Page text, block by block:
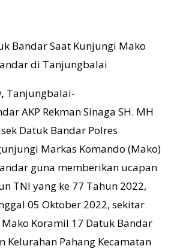
Bandar Saat Kunjungi Mako
di Tanjungbalai
Tanjungbalai-
AKP Rekman Sinaga SH. MH
Datuk Bandar Polres
Markas Komando (Mako)
guna memberikan ucapan
TNI yang ke 77 Tahun 2022,
05 Oktober 2022, sekitar
Koramil 17 Datuk Bandar
Kelurahan Pahang Kecamatan